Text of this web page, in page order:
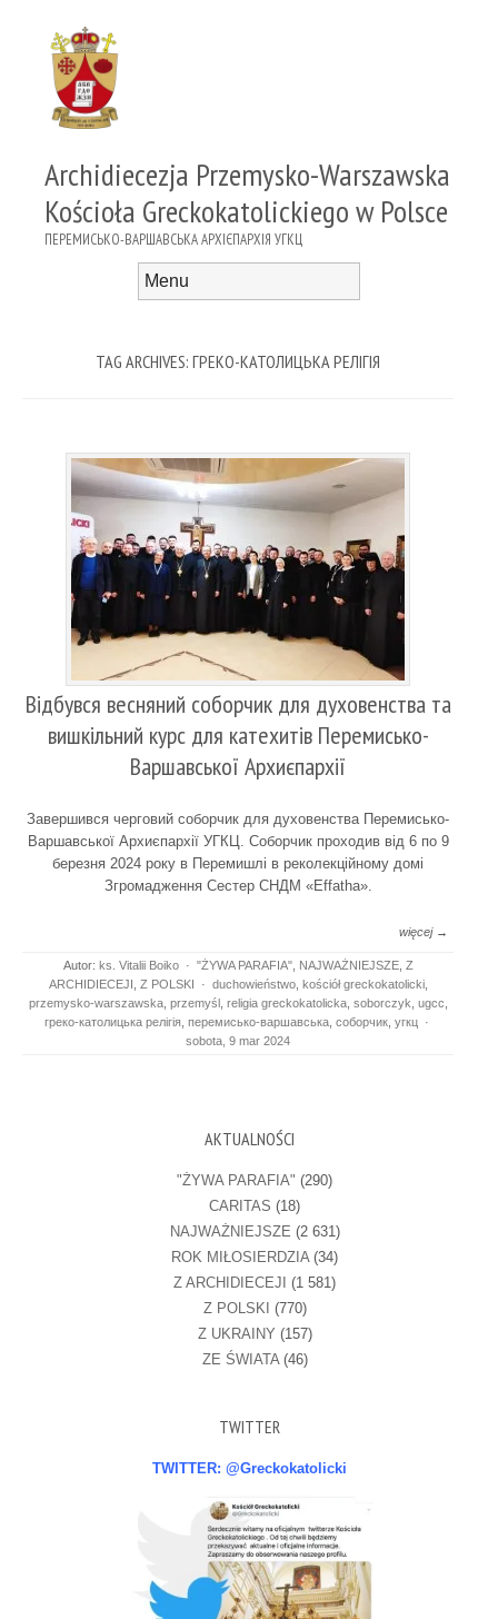
Archidiecezja Przemysko-Warszawska
Kościoła Greckokatolickiego w Polsce
ПЕРЕМИСЬКО-ВАРШАВСЬКА АРХІЄПАРХІЯ УГКЦ
TAG ARCHIVES: ГРЕКО-КАТОЛИЦЬКА РЕЛІГІЯ
Відбувся весняний соборчик для духовенства та
вишкільний курс для катехитів Перемисько-
Варшавської Архиєпархії
Завершився черговий соборчик для духовенства Перемисько-
Варшавської Архиєпархії УГКЦ. Соборчик проходив від 6 по 9
березня 2024 року в Перемишлі в реколекційному домі
Згромадження Сестер СНДМ «Effatha».
więcej →
Autor: ks. Vitalii Boiko · "ŻYWA PARAFIA", NAJWAŻNIEJSZE, Z
ARCHIDIECEJI Z POLSKI · duchowieństwo, kościół greckokatolicki,
przemysko-warszawska, przemyśl, religia greckokatolicka, soborczyk ugcc
греко-католицька релігія, перемисько-варшавська, соборчик, угкц
·
sobota, 9 mar 2024
AKTUALNOŚCI
"ŻYWA PARAFIA" (290)
CARITAS (18)
NAJWAŻNIEJSZE (2 631)
ROK MIŁOSIERDZIA(34)
Z ARCHIDIECEJI (1 581)
Z POLSKI (770)
Z UKRAINY (157)
ZE ŚWIATA(46)
TWITTER
TWITTER: @Greckokatolicki